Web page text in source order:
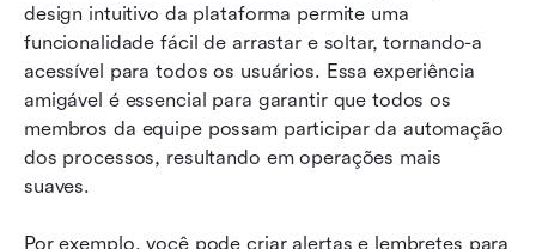
design intuitivo da plataforma permite uma
funcionalidade fácil de arrastar e soltar, tornando-a
acessível para todos os usuários. Essa experiência
amigável é essencial para garantir que todos os
membros da equipe possam participar da automação
dos processos, resultando em operações mais
suaves.
Por exemplo, você pode criar alertas e lembretes para